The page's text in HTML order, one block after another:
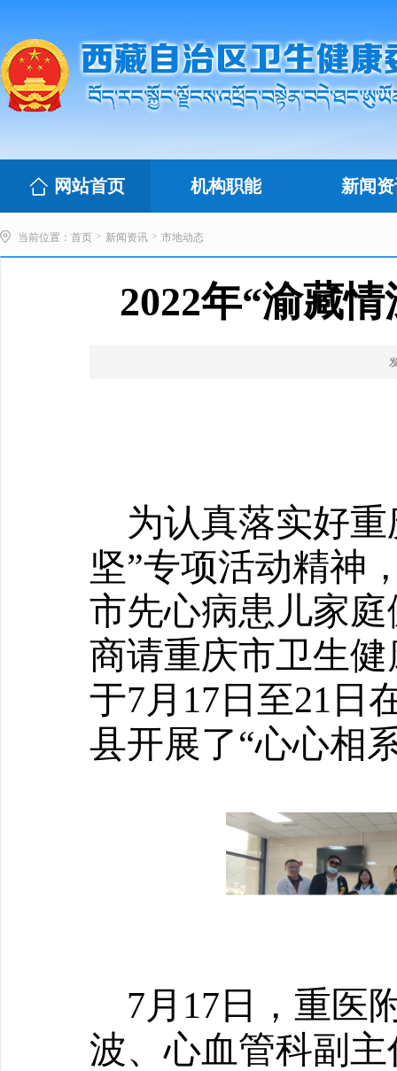
网站首页 机构职能 新闻
当前位置： 首页 > 新闻资讯 > 市地动态
2022年“渝藏
为认真落实好
坚”专项活动精神
市先心病患儿家
商请重庆市卫生
于7月 17 日至21 日
县开展了“心心相
7月 17 日，重医
波、心血管科副